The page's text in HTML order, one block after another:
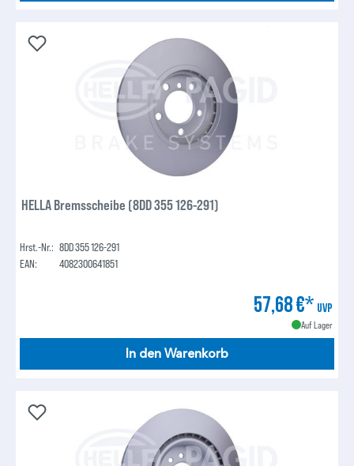
HELLA Bremsscheibe (8DD 355 126-291)
Hrst.-Nr.: 8DD 355 126-291
EAN:
4082300641851
57,68 €* UVP
Auf Lager
In den Warenkorb